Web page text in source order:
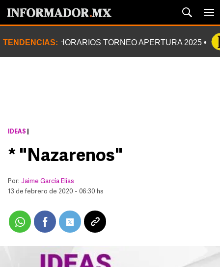
TENDENCIAS: HORARIOS TORNEO APERTURA 2025
IDEAS
* "Nazarenos"
Por: Jaime García Elías
13 de febrero de 2020 - 06:30 hs